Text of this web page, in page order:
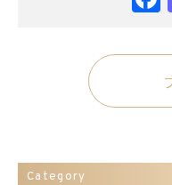
Category